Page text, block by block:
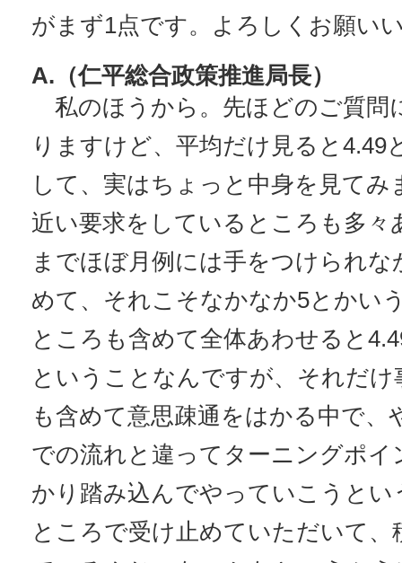
がまず1点です。よろしくお願い
A.（仁平総合政策推進局長）
私のほうから。先ほどのご質問
りますけど、平均だけ見ると4.49
して、実はちょっと中身を見てみ
近い要求をしているところも多々
までほぼ月例には手をつけられ
めて、それこそなかなか5とかい
ところも含めて全体あわせると
ということなんですが、それだけ
も含めて意思疎通をはかる中で、
での流れと違ってターニングポ
かり踏み込んでやっていこうとい
ところで受け止めていただいて、